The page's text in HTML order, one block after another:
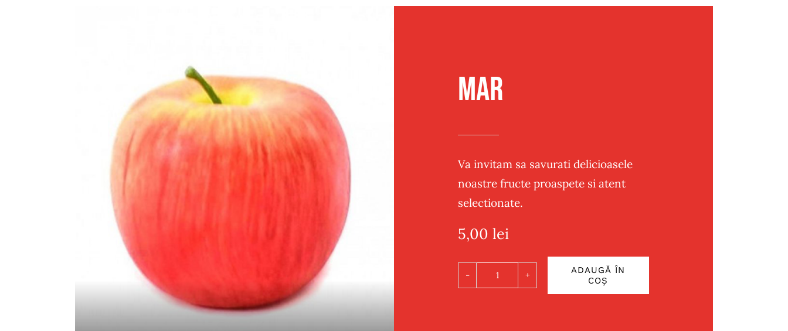
Mar
Va invitam sa savurati delicioasele
noastre fructe proaspete si atent
selectionate.
5,00 lei
Cantitate
ADAUGĂ ÎN
COȘ